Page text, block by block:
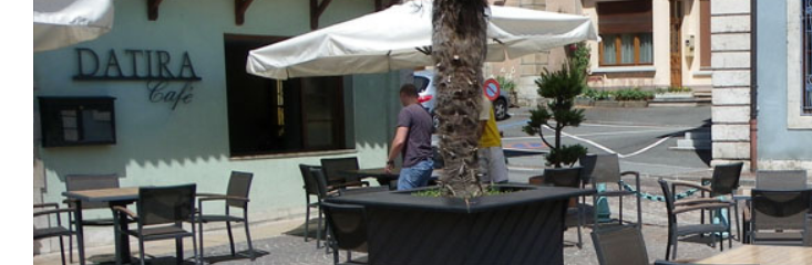
Délibérations et PV
Publications
officielles
Marchés publics
Assainissement
collectif / SPANC
Urbanisme
Centre aquatique
intercommunal
Ecole de musique
Habitat
GEMAPI